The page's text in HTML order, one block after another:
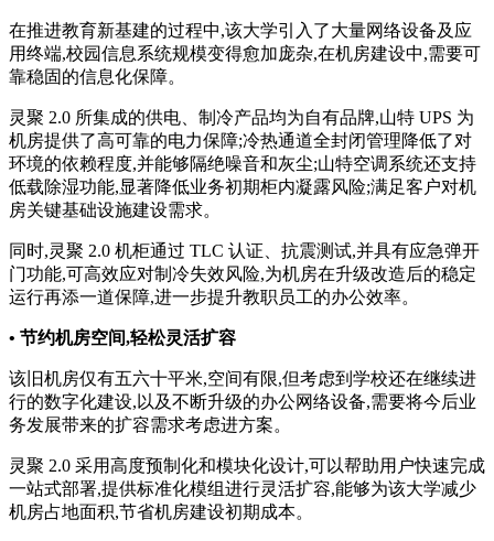
在推进教育新基建的过程中,该大学引入了大量网络设备及应
用终端,校园信息系统规模变得愈加庞杂,在机房建设中,需要可
靠稳固的信息化保障。
灵聚 2.0 所集成的供电、制冷产品均为自有品牌,山特 UPS 为
机房提供了高可靠的电力保障;冷热通道全封闭管理降低了对
环境的依赖程度,并能够隔绝噪音和灰尘;山特空调系统还支持
低载除湿功能,显著降低业务初期柜内凝露风险;满足客户对机
房关键基础设施建设需求。
同时,灵聚 2.0 机柜通过 TLC 认证、抗震测试,并具有应急弹开
门功能,可高效应对制冷失效风险,为机房在升级改造后的稳定
运行再添一道保障,进一步提升教职员工的办公效率。
• 节约机房空间,轻松灵活扩容
该旧机房仅有五六十平米,空间有限,但考虑到学校还在继续进
行的数字化建设,以及不断升级的办公网络设备,需要将今后业
务发展带来的扩容需求考虑进方案。
灵聚 2.0 采用高度预制化和模块化设计,可以帮助用户快速完成
一站式部署,提供标准化模组进行灵活扩容,能够为该大学减少
机房占地面积,节省机房建设初期成本。